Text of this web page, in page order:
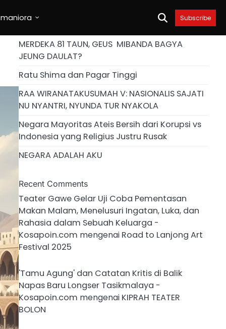
Subscribe
MERDEKA 81 TAUN, GEUS MIBANDA BAGYA
JEUNG DAULAT?
Ratu Shima dan Pagar Tinggi
RAA WIRANATAKUSUMAH V: NASIONALIS SAJATI
NU NYANTRI, NYUNDA TUR NYAKOLA
Negara Mayoritas Ateis Bersih dari Korupsi vs
Indonesia yang Religius Justru Rusak
NEGARA ADALAH AKU
Recent Comments
Teater Gawe Gelar Uji Coba Pementasan
Makan Malam, Menelusuri Ingatan, Luka, dan
Rahasia dalam Sebuah Keluarga -
Kosapoin.com mengenai Road to Lanjong Art
Festival 2025
'Tamu Agung' dan Catatan Kritis di Balik
Napas Baru Longser Tasikmalaya -
Kosapoin.com mengenai KIPRAH TEATER
BOLON